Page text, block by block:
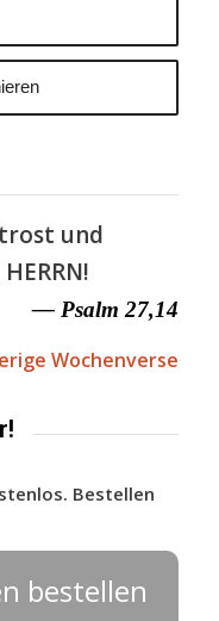
und
— Psalm 27,14
Wochenverse
Bestellen
bestellen